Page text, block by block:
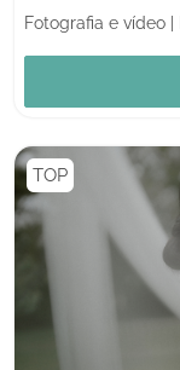
Fotografia e vídeo
TOP